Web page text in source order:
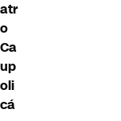
atr
o
Ca
up
oli
cá